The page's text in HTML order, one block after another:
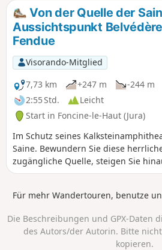
Von der Quelle der
Aussichtspunkt
Fendue
Visorando-Mitglied
7,73 km
+247 m
-244 m
2:55 Std.
Leicht
Start in Foncine-le-Haut (Jura)
Im Schutz seines
Saine. Bewundern Sie diese
zugängliche Quelle, steigen Sie
dem Botanischen Pfad des Bayard
grandiose und ungewöhnliche
Für mehr Wandertouren, benutze
Die Beschreibungen und GPX-Daten
des Autors/der Autorin. Bitte
kopieren.